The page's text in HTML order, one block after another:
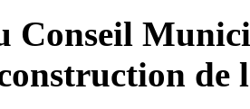
Conseil
de